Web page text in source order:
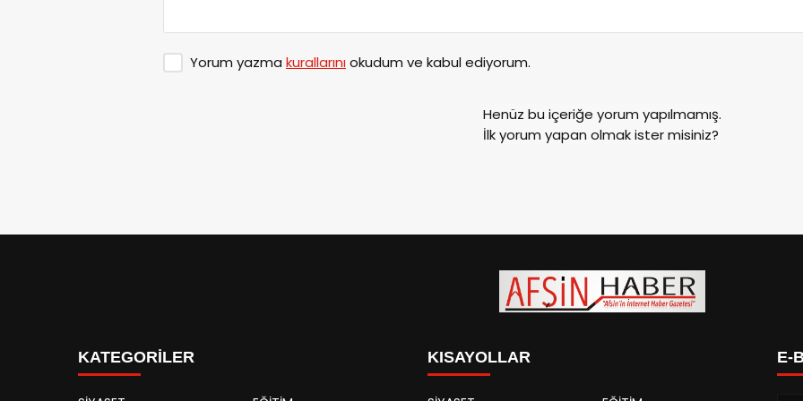
Yorum yazma kurallarınıokudum ve kabul ediyorum.
Henüz bu içeriğe yorum yapılmamış.
İlk yorum yapan olmak ister misiniz?
KATEGORİLER KISAYOLLAR E-